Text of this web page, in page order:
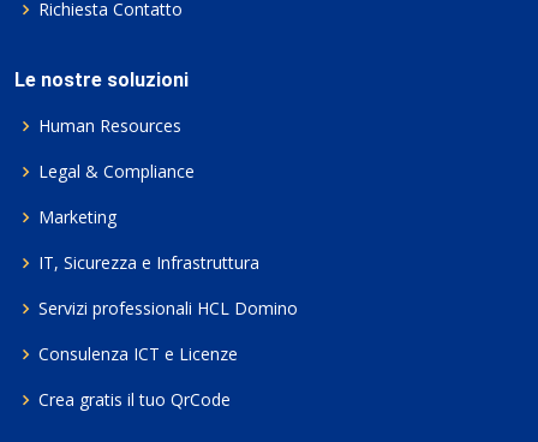
Richiesta Contatto
Le nostre soluzioni
Human Resources
Legal & Compliance
Marketing
IT, Sicurezza e Infrastruttura
Servizi professionali HCL Domino
Consulenza ICT e Licenze
Crea gratis il tuo QrCode